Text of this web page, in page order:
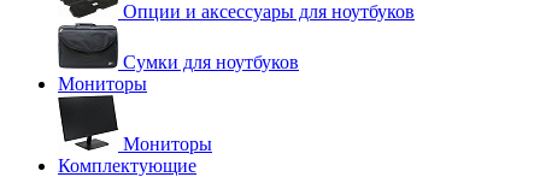
Опции и аксессуары для ноутбуков
Сумки для ноутбуков
Мониторы
Мониторы
Комплектующие